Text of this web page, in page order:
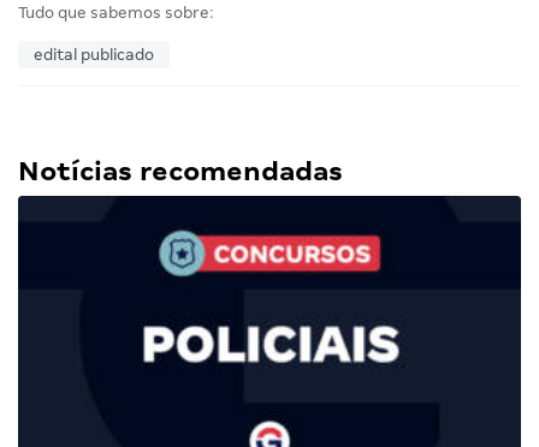
Tudo que sabemos sobre:
edital publicado
Notícias recomendadas